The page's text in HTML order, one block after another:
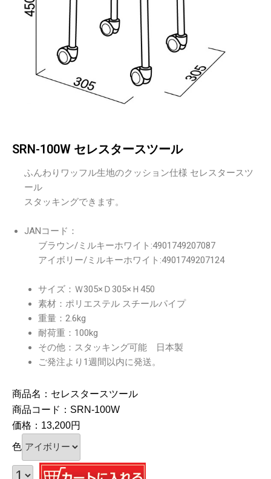
SRN-100W セレスタースツール
ふんわりワッフル生地のクッション仕様 セレスタースツ
ール
スタッキングできます。
JANコード：
ブラウン/ミルキーホワイト:4901749207087
アイボリー/ミルキーホワイト:4901749207124
サイズ：Ｗ305×Ｄ305×Ｈ450
素材：ポリエステル スチールパイプ
重量：2.6kg
耐荷重：100kg
その他：スタッキング可能 日本製
ご発注より1週間以内に発送。
商品名：セレスタースツール
商品コード：SRN-100W
価格：13,200円
色